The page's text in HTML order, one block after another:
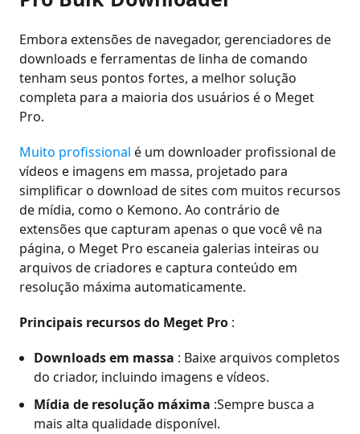
Embora extensões de navegador, gerenciadores de
downloads e ferramentas de linha de comando
tenham seus pontos fortes, a melhor solução
completa para a maioria dos usuários é o Meget
Pro.
Muito profissional é um downloader profissional de
vídeos e imagens em massa, projetado para
simplificar o download de sites com muitos recursos
de mídia, como o Kemono. Ao contrário de
extensões que capturam apenas o que você vê na
página, o Meget Pro escaneia galerias inteiras ou
arquivos de criadores e captura conteúdo em
resolução máxima automaticamente.
Principais recursos do Meget Pro :
Downloads em massa : Baixe arquivos completos
do criador, incluindo imagens e vídeos.
Mídia de resolução máxima :Sempre busca a
mais alta qualidade disponível.